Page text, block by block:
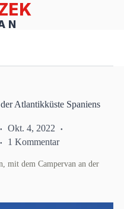
Atlantikküste Spaniens
Okt. 4, 2022
1 Kommentar
mit dem Campervan an der